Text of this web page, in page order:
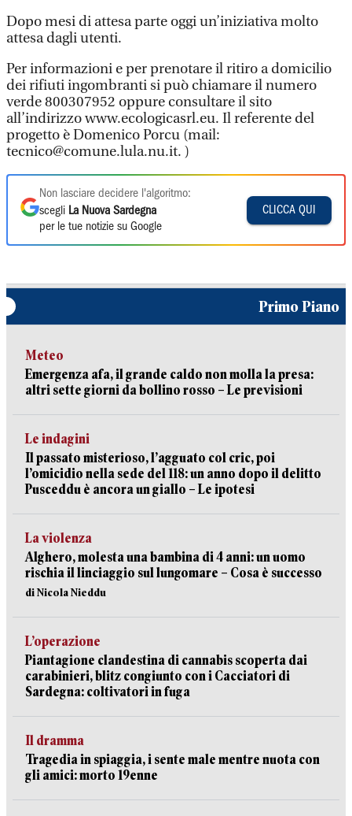
Dopo mesi di attesa parte oggi un’iniziativa molto
attesa dagli utenti.
Per informazioni e per prenotare il ritiro a domicilio
dei rifiuti ingombranti si può chiamare il numero
verde 800307952 oppure consultare il sito
all’indirizzo www.ecologicasrl.eu. Il referente del
progetto è Domenico Porcu (mail:
tecnico@comune.lula.nu.it. )
Non lasciare decidere l'algoritmo:
scegli La Nuova Sardegna
per le tue notizie su Google
CLICCA QUI
Primo Piano
Meteo
Emergenza afa, il grande caldo non molla la presa:
altri sette giorni da bollino rosso – Le previsioni
Le indagini
Il passato misterioso, l’agguato col cric, poi
l’omicidio nella sede del 118: un anno dopo il delitto
Pusceddu è ancora un giallo – Le ipotesi
La violenza
Alghero, molesta una bambina di 4 anni: un uomo
rischia il linciaggio sul lungomare – Cosa è successo
di Nicola Nieddu
L’operazione
Piantagione clandestina di cannabis scoperta dai
carabinieri, blitz congiunto con i Cacciatori di
Sardegna: coltivatori in fuga
Il dramma
Tragedia in spiaggia, i sente male mentre nuota con
gli amici: morto 19enne